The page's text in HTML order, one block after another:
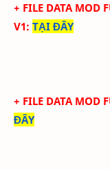
+ FILE DATA MOD
V1: TẠI ĐÂY
+ FILE DATA MOD
ĐÂY